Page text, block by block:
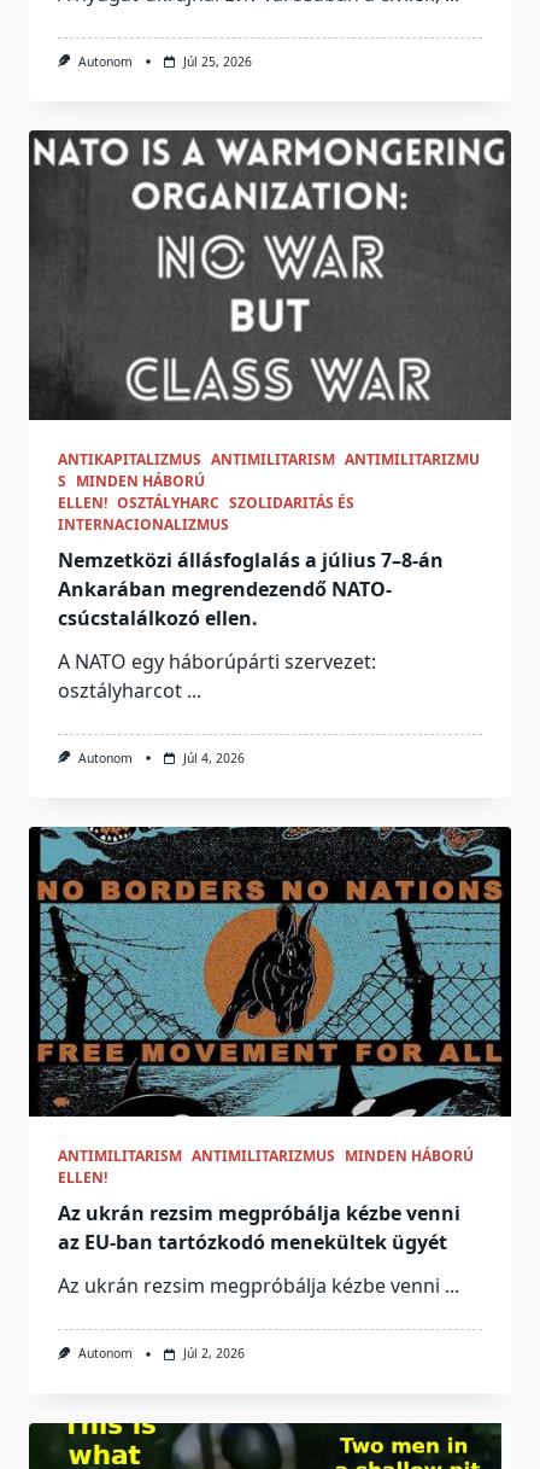
Autonom Júl 25, 2026
ANTIKAPITALIZMUS ANTIMILITARISM ANTIMILITARIZMU
S MINDEN HÁBORÚ
ELLEN! OSZTÁLYHARC SZOLIDARITÁS ÉS
INTERNACIONALIZMUS
Nemzetközi állásfoglalás a július 7–8-án
Ankarában megrendezendő NATO-
csúcstalálkozó ellen.
A NATO egy háborúpárti szervezet:
osztályharcot ...
Autonom Júl 4, 2026
ANTIMILITARISM ANTIMILITARIZMUS MINDEN HÁBORÚ
ELLEN!
Az ukrán rezsim megpróbálja kézbe venni
az EU-ban tartózkodó menekültek ügyét
Az ukrán rezsim megpróbálja kézbe venni ...
Autonom Júl 2, 2026